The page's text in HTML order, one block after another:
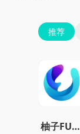
推荐
柚子FUN官网最新版本